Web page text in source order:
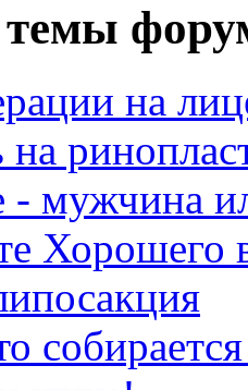
темы
на
на
- мужчина
Хорошего